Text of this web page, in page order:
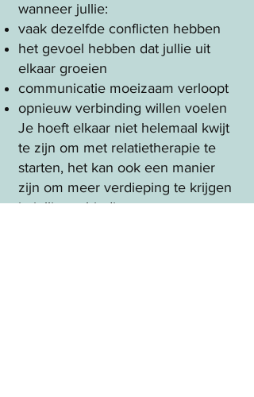
wanneer jullie:
vaak dezelfde conflicten hebben
het gevoel hebben dat jullie uit
elkaar groeien
communicatie moeizaam verloopt
opnieuw verbinding willen voelen
Je hoeft elkaar niet helemaal kwijt
te zijn om met relatietherapie te
starten, het kan ook een manier
zijn om meer verdieping te krijgen
in jullie verbinding.